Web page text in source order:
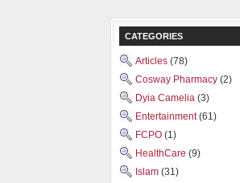
CATEGORIES
Articles (78)
Cosway Pharmacy (2)
Dyia Camelia (3)
Entertainment(61)
FCPO (1)
HealthCare (9)
Islam (31)